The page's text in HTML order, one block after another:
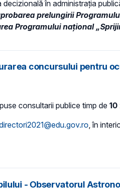
în administraţia
prelungirii
Programului naţional
concursului pentru
consultarii publice timp de 10
, în
- Observatorul